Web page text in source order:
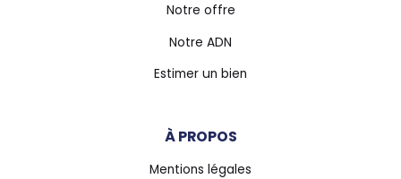
Notre offre
Notre ADN
Estimer un bien
À PROPOS
Mentions légales